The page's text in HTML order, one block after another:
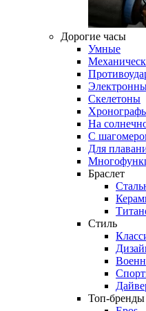
Дорогие часы
Умные
Скелетоны
На
С
Для
Браслет
Стиль
Топ-бренды